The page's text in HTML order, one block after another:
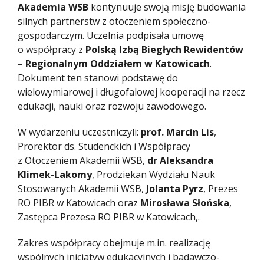
Akademia WSB kontynuuje swoją misję budowania
silnych partnerstw z otoczeniem społeczno-
gospodarczym. Uczelnia podpisała umowę
o współpracy z Polską Izbą Biegłych Rewidentów
– Regionalnym Oddziałem w Katowicach.
Dokument ten stanowi podstawę do
wielowymiarowej i długofalowej kooperacji na rzecz
edukacji, nauki oraz rozwoju zawodowego.
W wydarzeniu uczestniczyli: prof. Marcin Lis,
Prorektor ds. Studenckich i Współpracy
z Otoczeniem Akademii WSB, dr Aleksandra
Klimek-Lakomy, Prodziekan Wydziału Nauk
Stosowanych Akademii WSB, Jolanta Pyrz, Prezes
RO PIBR w Katowicach oraz Mirosława Słońska,
Zastępca Prezesa RO PIBR w Katowicach,.
Zakres współpracy obejmuje m.in. realizację
wspólnych inicjatyw edukacyjnych i badawczo-